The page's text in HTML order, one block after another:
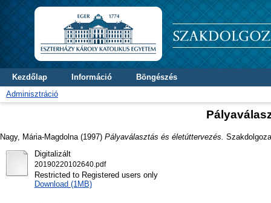
Kezdőlap Információ
Böngészés
Adminisztráció
Nagy, Mária-Magdolna (1997) Pályaválasztás és életúttervezés.
Digitalizált
20190220102640.pdf
Restricted to Registered users only
Download (1MB)